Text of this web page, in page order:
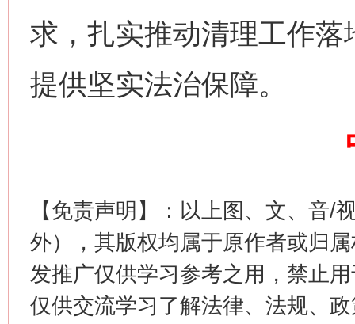
求，扎实推动清理工作
提供坚实法治保障。
【免责声明】：以上图、文、音/
外），其版权均属于原作者或归
发推广仅供学习参考之用，禁止
仅供交流学习了解法律、法规、